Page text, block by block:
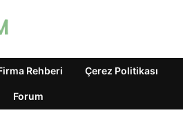
Rehberi Çerez Politikası
Forum